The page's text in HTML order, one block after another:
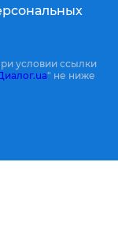
условии ссылки
" не ниже